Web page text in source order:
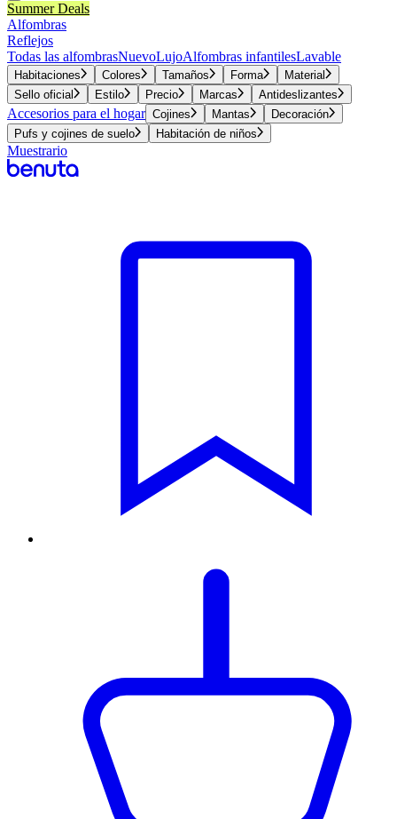
Summer Deals
Alfombras
Reflejos
Todas las alfombrasNuevoLujoAlfombras infantilesLavable
Habitaciones Colores Tamaños Forma
Material
Sello oficial
Estilo Precio Marcas Antideslizantes
Accesorios para el hogar Cojines Mantas
Decoración
Pufs y cojines de suelo
Habitación de niños
Muestrario